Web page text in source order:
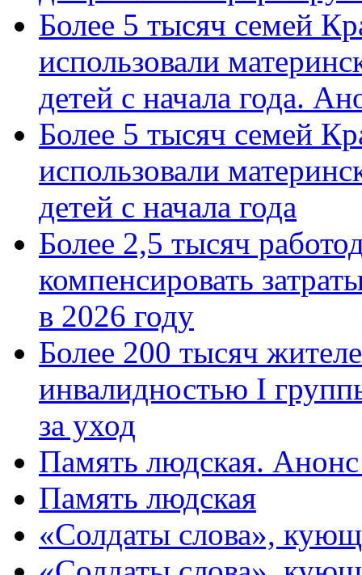
Более 5 тысяч семей
использовали
детей с начала года.
Более 5 тысяч семей
использовали
детей с начала года
Более 2,5 тысяч
компенсировать
в 2026 году
Более 200 тысяч
инвалидностью I
за уход
Память людская.
Память людская
«Солдаты слова»,